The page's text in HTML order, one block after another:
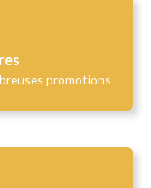
promotions